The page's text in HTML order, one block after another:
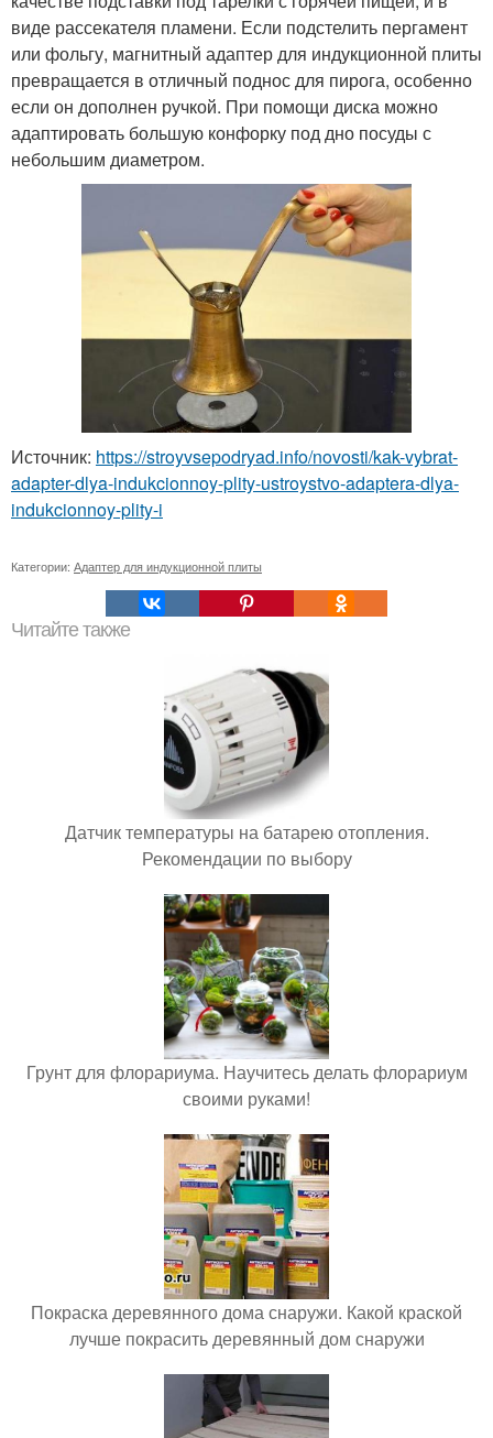
виде рассекателя пламени. Если подстелить пергамент
или фольгу, магнитный адаптер для индукционной плиты
превращается в отличный поднос для пирога, особенно
если он дополнен ручкой. При помощи диска можно
адаптировать большую конфорку под дно посуды с
небольшим диаметром.
Источник: https://stroyvsepodryad.info/novosti/kak-vybrat-
adapter-dlya-indukcionnoy-plity-ustroystvo-adaptera-dlya-
indukcionnoy-plity-i
Категории: Адаптер для индукционной плиты
Читайте также
Датчик температуры на батарею отопления.
Рекомендации по выбору
Грунт для флорариума. Научитесь делать флорариум
своими руками!
Покраска деревянного дома снаружи. Какой краской
лучше покрасить деревянный дом снаружи